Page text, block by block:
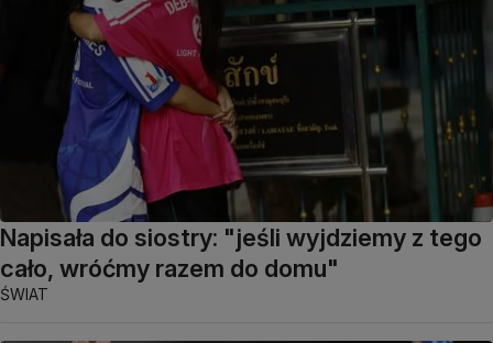
Napisała do siostry: "jeśli wyjdziemy z tego
cało, wróćmy razem do domu"
ŚWIAT